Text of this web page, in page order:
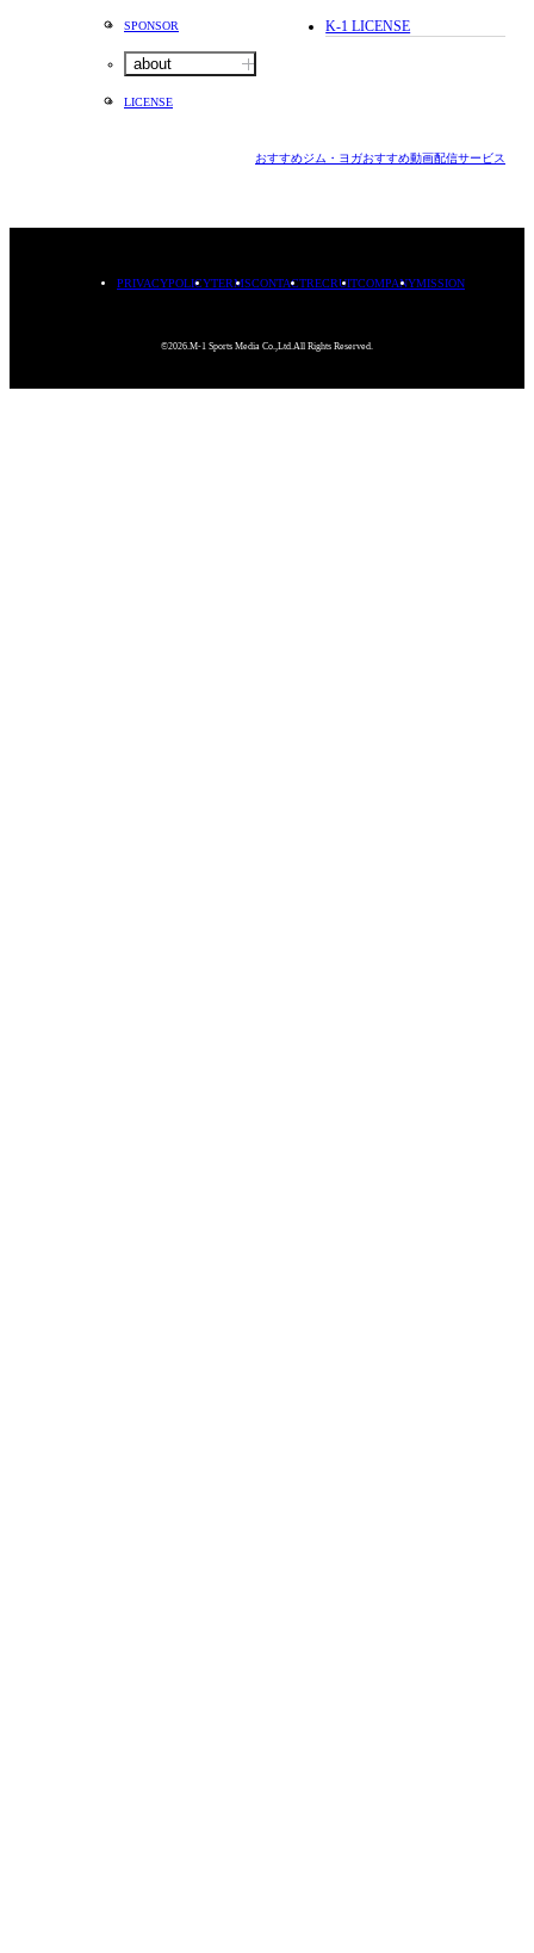
SPONSOR
about
LICENSE
K-1 LICENSE
おすすめジム・ヨガおすすめ動画配信サービス
PRIVACYPOLICYTERMSCONTACTRECRUITCOMPANYMISSION
©2026.M-1 Sports Media Co.,Ltd.All Rights Reserved.